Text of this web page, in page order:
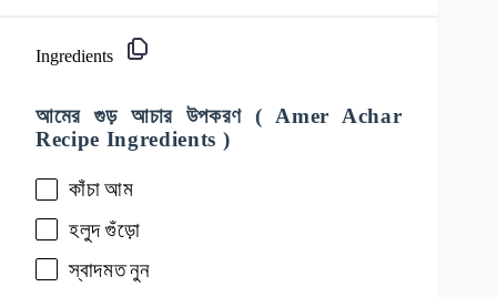
Ingredients
আমের গুড় আচার উপকরণ ( Amer Achar
Recipe Ingredients )
কাঁচা আম
হলুদগুঁড়ো
স্বাদমতনুন